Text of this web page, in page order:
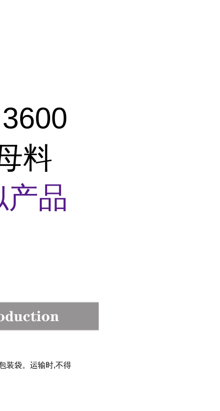
料
品
装袋。运输时,不得